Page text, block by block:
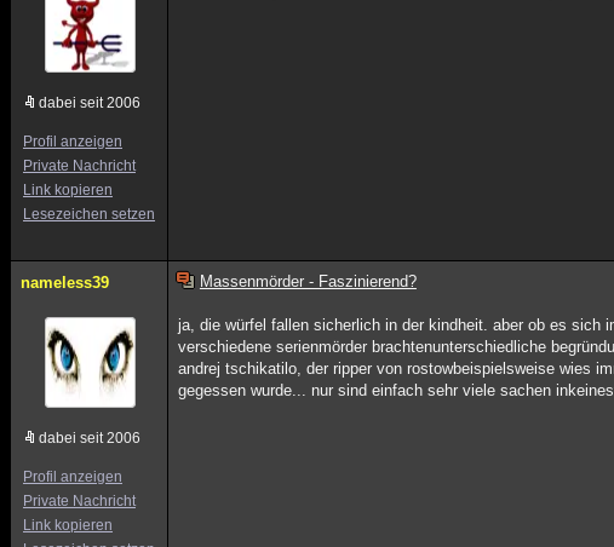
dabei seit 2006
Profil anzeigen
Private Nachricht
Link kopieren
Lesezeichen setzen
nameless39
dabei seit 2006
Profil anzeigen
Private Nachricht
Link kopieren
Massenmörder - Faszinierend?
ja, die würfel fallen sicherlich in der kindheit. aber ob es sich
verschiedene serienmörder brachtenunterschiedliche
andrej tschikatilo, der ripper von rostowbeispielsweise wies
gegessen wurde... nur sind einfach sehr viele sachen